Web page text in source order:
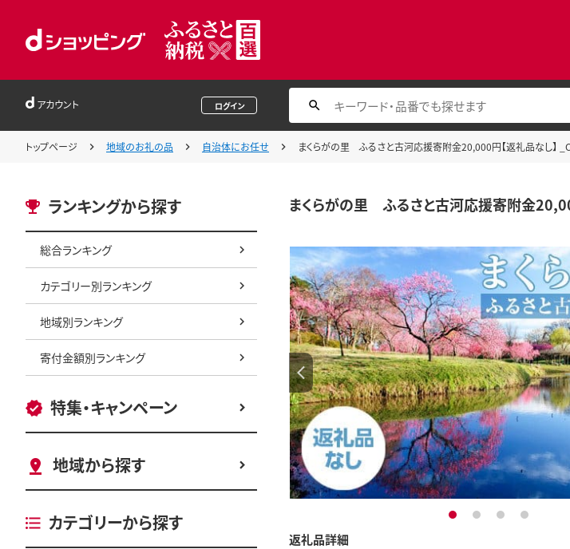
アカウント ログイン
トップページ 地域のお礼の品 自治体にお任せ まくらがの里 ふるさと古河応援寄附金20,000円【返礼品なし】
ランキングから探す
総合ランキング
カテゴリー別ランキング
地域別ランキング
寄付金額別ランキング
特集・キャンペーン
地域から探す
カテゴリーから探す
まくらがの里 ふるさと古河応援寄附金
1 2 3 4
返礼品詳細